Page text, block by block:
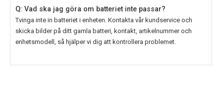
Q: Vad ska jag göra om batteriet inte passar?
Tvinga inte in batteriet i enheten. Kontakta vår kundservice och
skicka bilder på ditt gamla batteri, kontakt, artikelnummer och
enhetsmodell, så hjälper vi dig att kontrollera problemet.